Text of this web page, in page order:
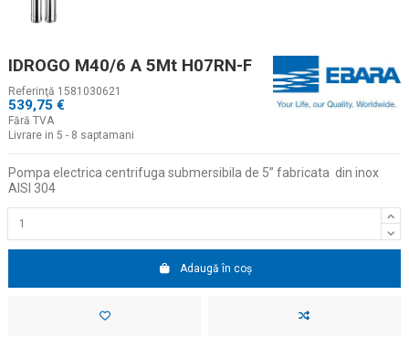
IDROGO M40/6 A 5Mt H07RN-F
Referinţă 1581030621
539,75 €
Fără TVA
Livrare in 5 - 8 saptamani
Pompa electrica centrifuga submersibila de 5” fabricata din inox
AISI 304
Adaugă în coș